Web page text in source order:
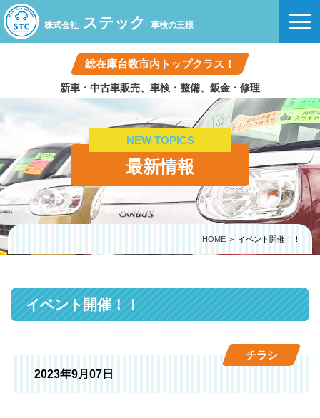
総在庫台数市内トップクラス！
新車・中古車販売、車検・整備、鈑金・修理
株式会社 ステック 車検の王様
NEW TOPICS
最新情報
HOME＞ イベント開催！！
イベント開催！！
2023年9月07日
チラシ